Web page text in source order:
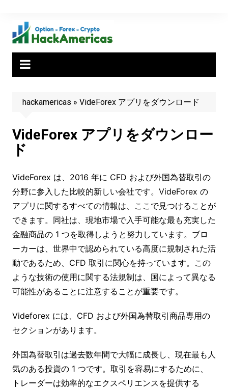
content
hackamericas » VideForex アプリをダウンロード
VideForex アプリをダウンロー
ド
VideForex は、2016 年に CFD および外国為替取引の
分野に参入した比較的新しい会社です。VideForex の
アプリに関するすべての情報は、ここで見つけることが
できます。同社は、現地市場で入手可能な最も充実した
金融商品の 1 つを取得しようと努力しています。ブロ
ーカーは、世界中で認められている高度に規制された活
動であるため、CFD 取引に関心を持っています。この
ような技術の使用に関する法規制は、国によって異なる
可能性があることに注意することが重要です。
Videforex には、CFD および外国為替取引商品専用の
セクションがあります。
外国為替取引は過去数年間で大幅に成長し、現在最も人
気のある投資の 1 つです。取引を容易にするために、
トレーダーは効率的なエクスペリエンスを提供する